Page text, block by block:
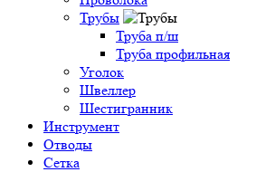
Трубы
Труба п/ш
Труба профильная
Уголок
Швеллер
Шестигранник
Инструмент
Отводы
Сетка